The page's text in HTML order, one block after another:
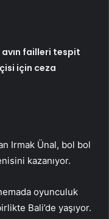
avın failleri tespit
için ceza
Irmak Ünal, bol bol
kazanıyor.
oyunculuk
Bali’de yaşıyor.